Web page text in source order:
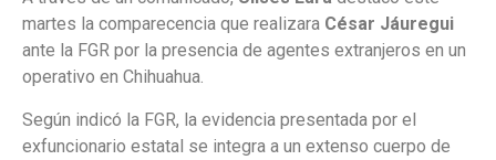
martes la comparecencia que realizara César Jáuregui
ante la FGR por la presencia de agentes extranjeros en un
operativo en Chihuahua.
Según indicó la FGR, la evidencia presentada por el
exfuncionario estatal se integra a un extenso cuerpo de